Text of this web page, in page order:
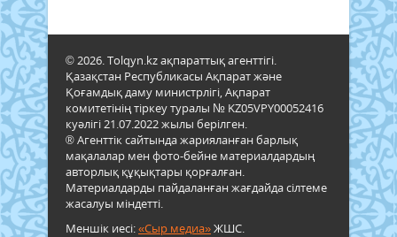
© 2026. Tolqyn.kz ақпараттық агенттігі.
Қазақстан Республикасы Ақпарат және
Қоғамдық даму министрлігі, Ақпарат
комитетінің тіркеу туралы № KZ05VPY00052416
куәлігі 21.07.2022 жылы берілген.
® Агенттік сайтында жарияланған барлық
мақалалар мен фото-бейне материалдардың
авторлық құқықтары қорғалған.
Материалдарды пайдаланған жағдайда сілтеме
жасалуы міндетті.
Меншік иесі:«Сыр медиа»ЖШС.